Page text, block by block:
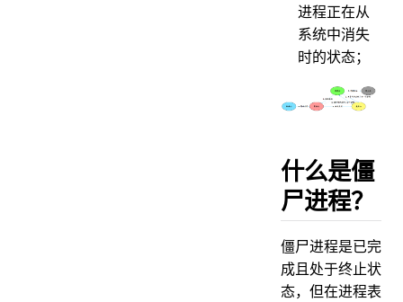
进程正在从
系统中消失
时的状态；
什么是僵
尸进程？
僵尸进程是已完
成且处于终止状
态，但在进程表